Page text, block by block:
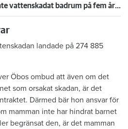
Anmälde inte vattenskadat badrum på fem år – krävs på 125 000 kronor
landade på 274 885
Öbos ombud att även om det
som orsakat skadan, är det
Därmed bär hon ansvar för
mamman inte har hindrat barnet
begränsat den, är det mamman